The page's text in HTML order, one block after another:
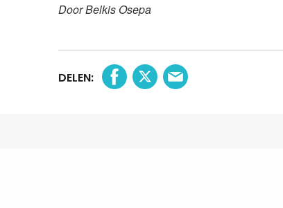
Door Belkis Osepa
DELEN: